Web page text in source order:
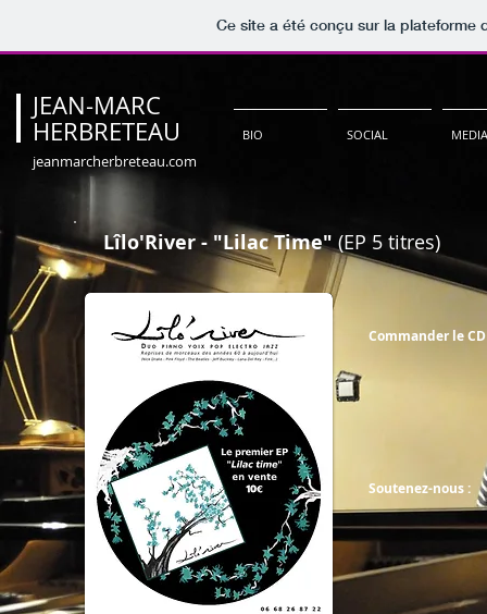
Ce site a été conçu sur la
JEAN-MARC
HERBRETEAU
jeanmarcherbreteau.com
BIO SOCIAL MEDIA
Lîlo'River - "Lilac Time" (EP 5 titres)
Commander le
Soutenez-nous :